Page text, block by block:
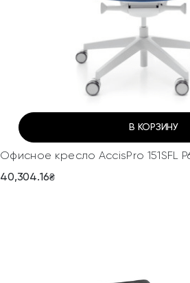
В КОРЗИНУ
Офисное кресло AccisPro 151SFL
40,304.16₴